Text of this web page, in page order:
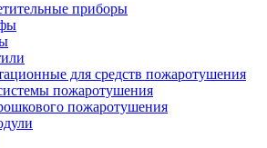
приборы
для средств пожаротушения
пожаротушения
пожаротушения